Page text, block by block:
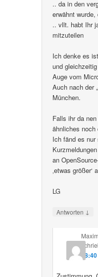
.. da in den
erwähnt wurde,
.. vllt. habt Ihr
mitzuteilen
Ich denke es
und gleichzeitig
Auge vom
Auch nach der
München.
Falls ihr da
ähnliches noch
Ich fänd es
an
‚etwas größer‘
LG
Antworten ↓